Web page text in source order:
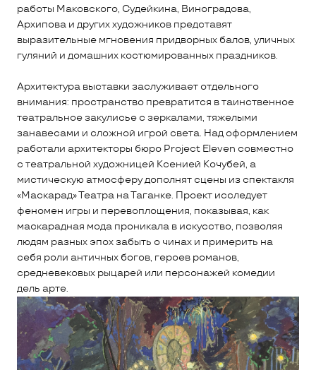
работы Маковского, Судейкина, Виноградова,
Архипова и других художников представят
выразительные мгновения придворных балов, уличных
гуляний и домашних костюмированных праздников.
Архитектура выставки заслуживает отдельного
внимания: пространство превратится в таинственное
театральное закулисье с зеркалами, тяжелыми
занавесами и сложной игрой света. Над оформлением
работали архитекторы бюро Project Eleven совместно
с театральной художницей Ксенией Кочубей, а
мистическую атмосферу дополнят сцены из спектакля
«Маскарад» Театра на Таганке. Проект исследует
феномен игры и перевоплощения, показывая, как
маскарадная мода проникала в искусство, позволяя
людям разных эпох забыть о чинах и примерить на
себя роли античных богов, героев романов,
средневековых рыцарей или персонажей комедии
дель арте.